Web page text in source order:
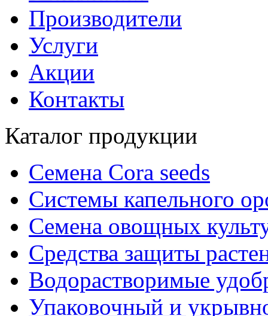
Производители
Услуги
Акции
Контакты
Каталог продукции
Семена Cora seeds
Системы капельного
Семена овощных
Средства защиты
Водорастворимые
Упаковочный и